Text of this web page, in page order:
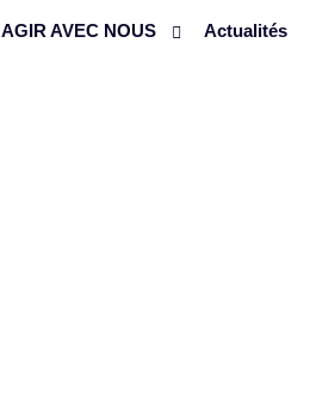
AGIR AVEC NOUS Actualités